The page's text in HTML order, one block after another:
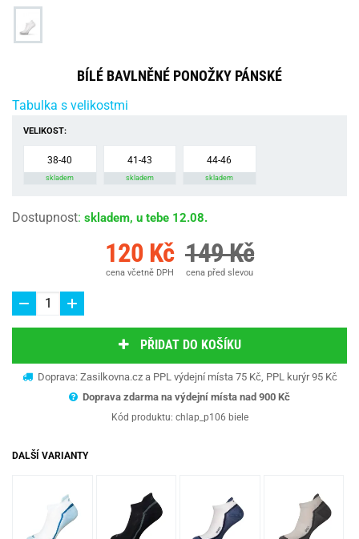
BÍLÉ BAVLNĚNÉ PONOŽKY PÁNSKÉ
Tabulka s velikostmi
VELIKOST:
38-40
skladem
41-43
skladem
44-46
skladem
Dostupnost: skladem, u tebe 12.08.
120 Kč
cena včetně DPH
149 Kč
cena před slevou
PŘIDAT DO KOŠÍKU
Doprava: Zasilkovna.cz a PPL výdejní místa 75 Kč, PPL kurýr 95 Kč
Doprava zdarma na výdejní místa nad 900 Kč
Kód produktu: chlap_p106 biele
DALŠÍ VARIANTY